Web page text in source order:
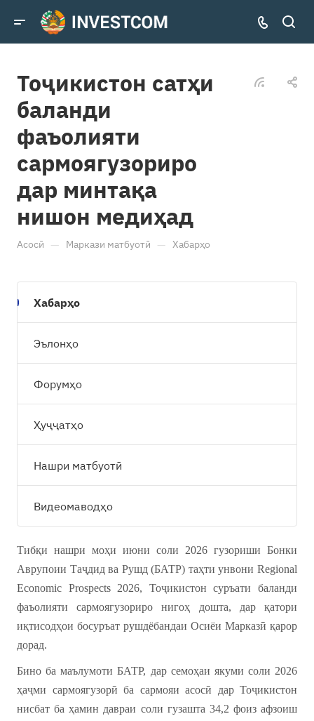
Тоҷикистон сатҳи
баланди
фаъолияти
сармоягузориро
дар минтақа
нишон медиҳад
Асосӣ — Маркази матбуотӣ — Хабарҳо
Хабарҳо
Эълонҳо
Форумҳо
Ҳуҷҷатҳо
Нашри матбуотӣ
Видеомаводҳо
Тибқи нашри моҳи июни соли 2026 гузориши Бонки
Аврупоии Таҷдид ва Рушд (БАТР) таҳти унвони Regional
Economic Prospects 2026, Тоҷикистон суръати баланди
фаъолияти сармоягузориро нигоҳ дошта, дар қатори
иқтисодҳои босуръат рушдёбандаи Осиёи Марказӣ қарор
дорад.
Бино ба маълумоти БАТР, дар семоҳаи якуми соли 2026
ҳаҷми сармоягузорӣ ба сармояи асосӣ дар Тоҷикистон
нисбат ба ҳамин давраи соли гузашта 34,2 фоиз афзоиш